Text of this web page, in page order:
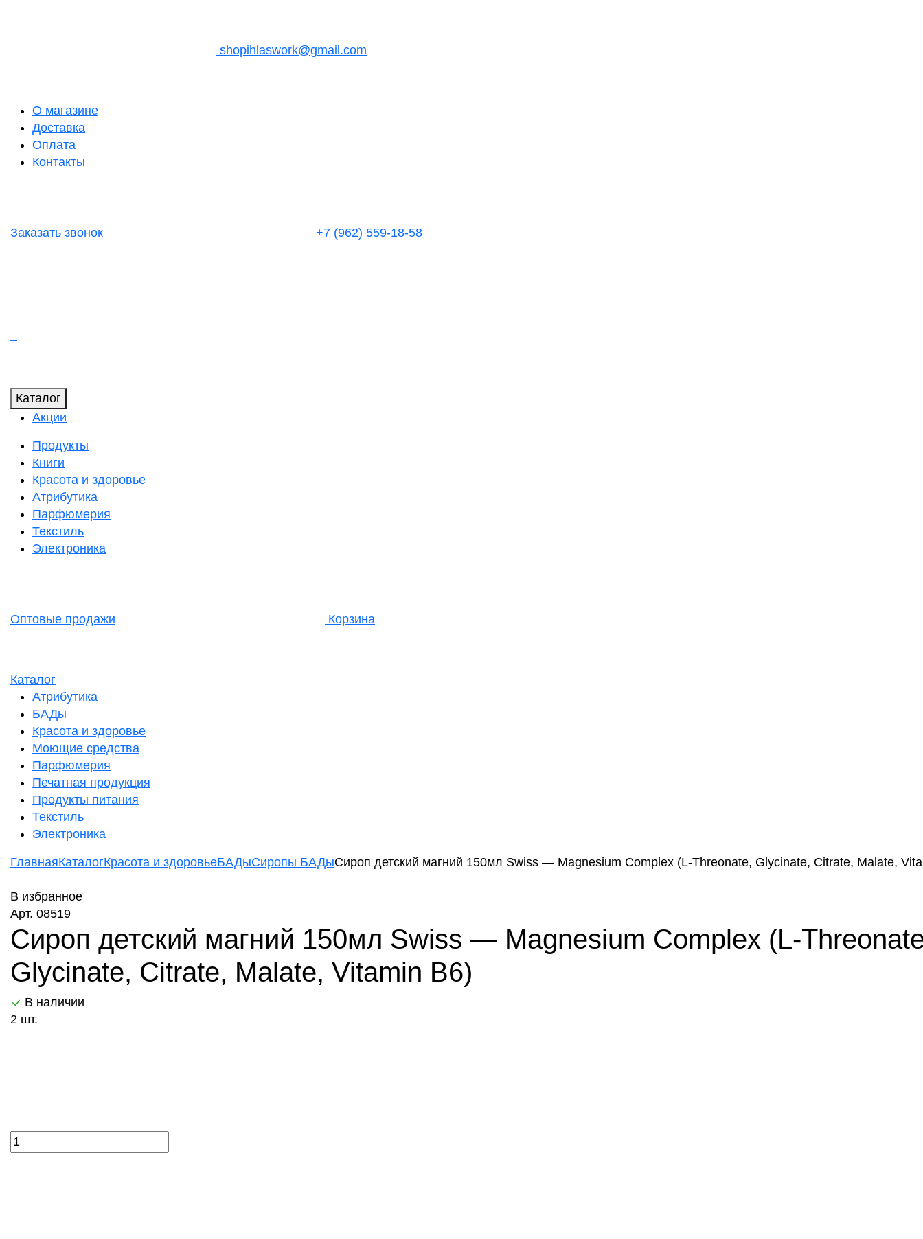
shopihlaswork@gmail.com
О магазине
Доставка
Оплата
Контакты
Заказать звонок +7 (962) 559-18-58
Каталог
Акции
Продукты
Книги
Красота и здоровье
Атрибутика
Парфюмерия
Текстиль
Электроника
Оптовые продажи Корзина
Каталог
Атрибутика
БАДы
Красота и здоровье
Моющие средства
Парфюмерия
Печатная продукция
Продукты питания
Текстиль
Электроника
ГлавнаяКаталогКрасота и здоровьеБАДыСиропы БАДыСироп детский магний 150мл Swiss — Magnesium Complex (L-Threonate, Glycinate, Citrate, Malate,
В избранное
Арт. 08519
Сироп детский магний 150мл Swiss — Magnesium Complex (L-
Glycinate, Citrate, Malate, Vitamin B6)
В наличии
2 шт.